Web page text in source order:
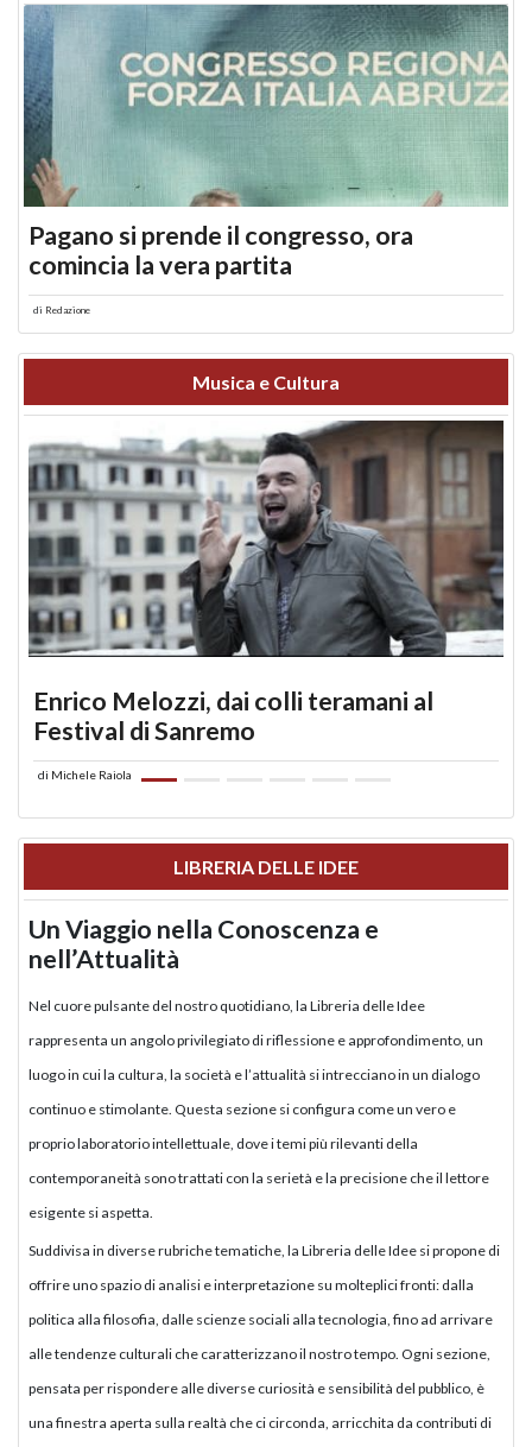
Pagano si prende il congresso, ora
comincia la vera partita
di Redazione
Musica e Cultura
Enrico Melozzi, dai colli teramani al
Festival di Sanremo
di Michele Raiola
LIBRERIA DELLE IDEE
Un Viaggio nella Conoscenza e
nell’Attualità
Nel cuore pulsante del nostro quotidiano, la Libreria delle Idee
rappresenta un angolo privilegiato di riflessione e approfondimento, un
luogo in cui la cultura, la società e l’attualità si intrecciano in un dialogo
continuo e stimolante. Questa sezione si configura come un vero e
proprio laboratorio intellettuale, dove i temi più rilevanti della
contemporaneità sono trattati con la serietà e la precisione che il lettore
esigente si aspetta.
Suddivisa in diverse rubriche tematiche, la Libreria delle Idee si propone di
offrire uno spazio di analisi e interpretazione su molteplici fronti: dalla
politica alla filosofia, dalle scienze sociali alla tecnologia, fino ad arrivare
alle tendenze culturali che caratterizzano il nostro tempo. Ogni sezione,
pensata per rispondere alle diverse curiosità e sensibilità del pubblico, è
una finestra aperta sulla realtà che ci circonda, arricchita da contributi di